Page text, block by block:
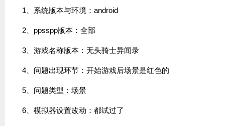
1、系统版本与环境：android
2、ppsspp版本：全部
3、游戏名称版本：无头骑士异闻录
4、问题出现环节：开始游戏后场景是红色的
5、问题类型：场景
6、模拟器设置改动：都试过了